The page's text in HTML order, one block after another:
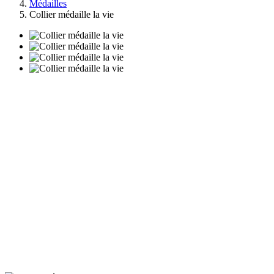
Médailles
Collier médaille la vie